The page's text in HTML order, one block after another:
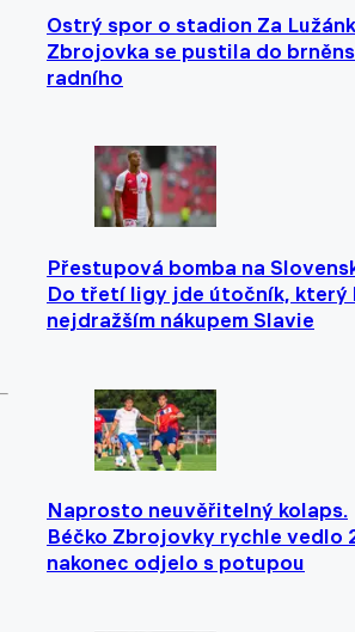
Ostrý spor o stadion Za
Zbrojovka se pustila do
radního
Přestupová bomba na
Do třetí ligy jde útočník, který
nejdražším nákupem Slavie
Naprosto neuvěřitelný kolaps.
Béčko Zbrojovky rychle vedlo
nakonec odjelo s potupou